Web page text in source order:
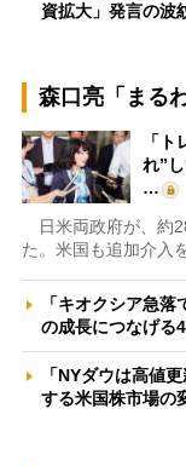
資拡大」発言の
森口亮「まる
「
れ”
…
日米両政府が、約
た。米国も追加介入
「キオクシア急
の成長につなげ
「NYダウは高値
する米国株市場